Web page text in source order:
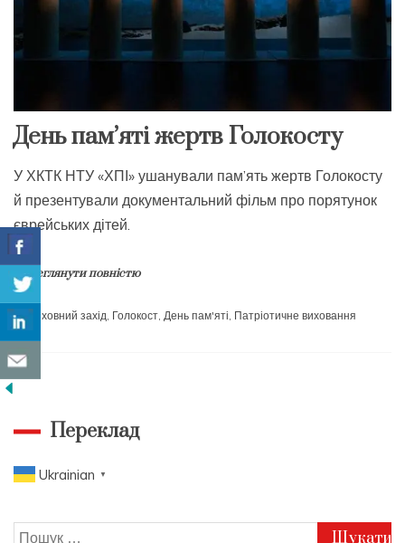
День пам’яті жертв Голокосту
У ХКТК НТУ «ХПІ» ушанували пам’ять жертв Голокосту
й презентували документальний фільм про порятунок
єврейських дітей.
Переглянути повністю
Виховний захід, Голокост, День пам'яті, Патріотичне виховання
Переклад
Ukrainian ▼
Пошук: